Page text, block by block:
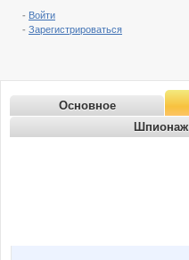
- Войти
- Зарегистрироваться
Основное
Шпионаж